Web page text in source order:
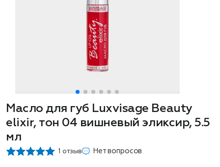
Масло для губ Luxvisage Beauty
elixir, тон 04 вишневый эликсир, 5.5
мл
1 отзыв Нет вопросов